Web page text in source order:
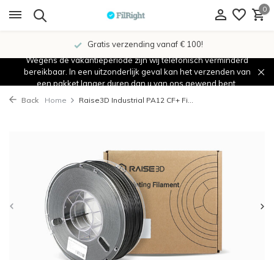
0
Gratis verzending vanaf € 100!
Wegens de vakantieperiode zijn wij telefonisch verminderd
bereikbaar. In een uitzonderlijk geval kan het verzenden van
een pakket langer duren dan u van ons gewend bent.
Back Home Raise3D Industrial PA12 CF+ Fi...